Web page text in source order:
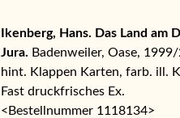
Ikenberg, Hans. Das Land
Jura. Badenweiler, Oase,
hint. Klappen Karten, farb. ill.
Fast druckfrisches Ex.
<Bestellnummer 1118134>